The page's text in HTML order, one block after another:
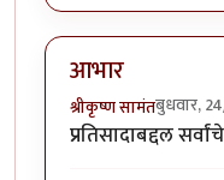
आभार
श्रीकृष्ण सामंतबुधवार,
प्रतिसादाबद्दल